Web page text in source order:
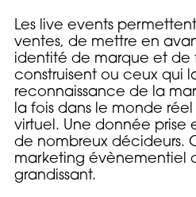
Les live events
ventes, de mettre en
identité de marque et de
construisent ou ceux qui
reconnaissance de la
la fois dans le monde
virtuel. Une donnée prise
de nombreux décideurs.
marketing évènementiel
grandissant.